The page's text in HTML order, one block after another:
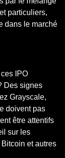
particuliers,
dans le marché
IPO
Des signes
Grayscale,
doivent pas
être attentifs
sur les
et autres